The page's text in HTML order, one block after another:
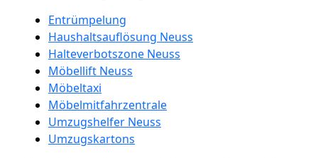
Entrümpelung
Haushaltsauflösung Neuss
Halteverbotszone Neuss
Möbellift Neuss
Möbeltaxi
Möbelmitfahrzentrale
Umzugshelfer Neuss
Umzugskartons